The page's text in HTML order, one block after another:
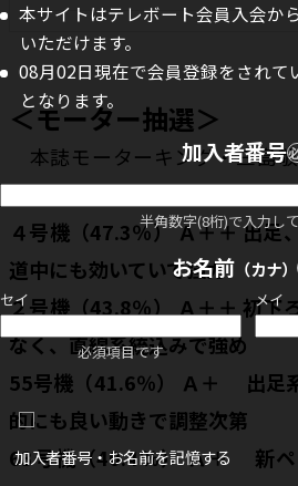
本サイトはテレボート会員入会か
いただけます。
08月02日現在で会員登録をされて
となります。
加入者番号
半角数字(8桁)で入力し
お名前（カナ）
セイ
必須項目です
メイ
加入者番号・お名前を記憶する
＜モーター抽選＞
本誌モーターキング・三島
チェックして、上位10基を選出
４号機（47.3％） Ａ＋＋ 出足
道中にも効いていて強力
２号機（43.8％） Ａ＋＋ 初下
なく、直線系統込みで強め
55号機（41.6％） Ａ＋ 出足
的にも良い動きで調整次第
63号機（40.4％） Ａ＋ 新ペ